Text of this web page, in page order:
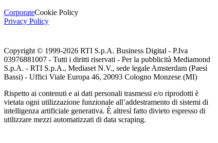
CorporateCookie Policy
Privacy Policy
Copyright © 1999-2026 RTI S.p.A. Business Digital - P.Iva
03976881007 - Tutti i diritti riservati - Per la pubblicità Mediamond
S.p.A. - RTI S.p.A., Mediaset N.V., sede legale Amsterdam (Paesi
Bassi) - Uffici Viale Europa 46, 20093 Cologno Monzese (MI)
Rispetto ai contenuti e ai dati personali trasmessi e/o riprodotti è
vietata ogni utilizzazione funzionale all’addestramento di sistemi di
intelligenza artificiale generativa. È altresì fatto divieto espresso di
utilizzare mezzi automatizzati di data scraping.